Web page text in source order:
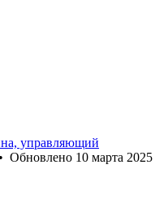
управляющий
• Обновлено 10 марта 2025